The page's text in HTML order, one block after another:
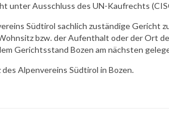
unter Ausschluss des UN-Kaufrechts
Südtirol sachlich zuständige Gericht
bzw. der Aufenthalt oder der Ort
Gerichtsstand Bozen am nächsten
Alpenvereins Südtirol in Bozen.